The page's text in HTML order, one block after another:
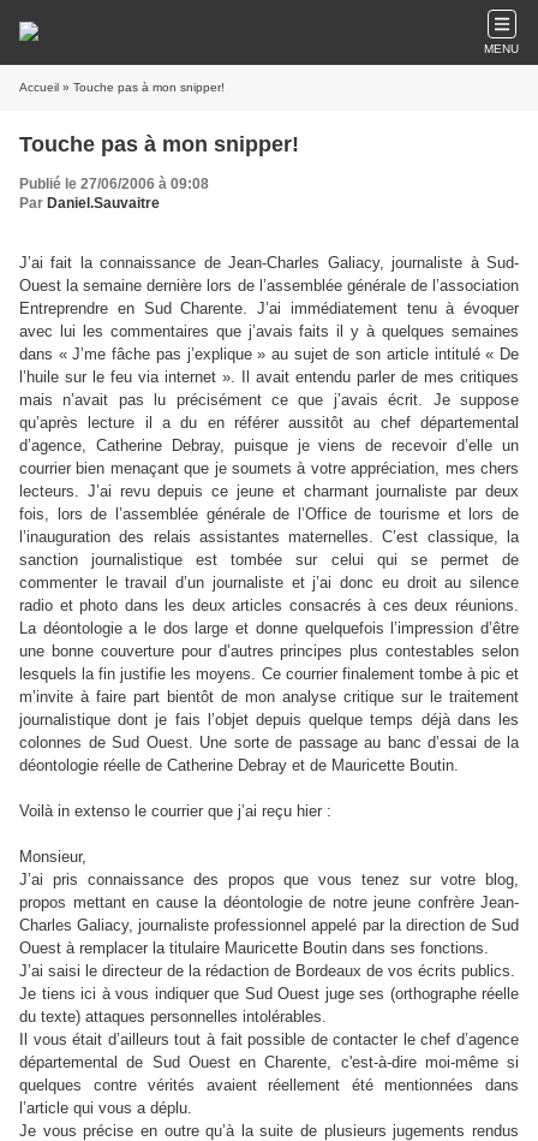
MENU
Accueil » Touche pas à mon snipper!
Touche pas à mon snipper!
Publié le 27/06/2006 à 09:08
Par Daniel.Sauvaitre
J’ai fait la connaissance de Jean-Charles Galiacy, journaliste à Sud-
Ouest la semaine dernière lors de l’assemblée générale de l’association
Entreprendre en Sud Charente. J’ai immédiatement tenu à évoquer
avec lui les commentaires que j’avais faits il y à quelques semaines
dans « J’me fâche pas j’explique » au sujet de son article intitulé « De
l’huile sur le feu via internet ». Il avait entendu parler de mes critiques
mais n’avait pas lu précisément ce que j’avais écrit. Je suppose
qu’après lecture il a du en référer aussitôt au chef départemental
d’agence, Catherine Debray, puisque je viens de recevoir d’elle un
courrier bien menaçant que je soumets à votre appréciation, mes chers
lecteurs. J’ai revu depuis ce jeune et charmant journaliste par deux
fois, lors de l’assemblée générale de l’Office de tourisme et lors de
l’inauguration des relais assistantes maternelles. C’est classique, la
sanction journalistique est tombée sur celui qui se permet de
commenter le travail d’un journaliste et j’ai donc eu droit au silence
radio et photo dans les deux articles consacrés à ces deux réunions.
La déontologie a le dos large et donne quelquefois l’impression d’être
une bonne couverture pour d’autres principes plus contestables selon
lesquels la fin justifie les moyens. Ce courrier finalement tombe à pic et
m’invite à faire part bientôt de mon analyse critique sur le traitement
journalistique dont je fais l’objet depuis quelque temps déjà dans les
colonnes de Sud Ouest. Une sorte de passage au banc d’essai de la
déontologie réelle de Catherine Debray et de Mauricette Boutin.
Voilà in extenso le courrier que j’ai reçu hier :
Monsieur,
J’ai pris connaissance des propos que vous tenez sur votre blog,
propos mettant en cause la déontologie de notre jeune confrère Jean-
Charles Galiacy, journaliste professionnel appelé par la direction de Sud
Ouest à remplacer la titulaire Mauricette Boutin dans ses fonctions.
J’ai saisi le directeur de la rédaction de Bordeaux de vos écrits publics.
Je tiens ici à vous indiquer que Sud Ouest juge ses (orthographe réelle
du texte) attaques personnelles intolérables.
Il vous était d’ailleurs tout à fait possible de contacter le chef d’agence
départemental de Sud Ouest en Charente, c'est-à-dire moi-même si
quelques contre vérités avaient réellement été mentionnées dans
l’article qui vous a déplu.
Je vous précise en outre qu’à la suite de plusieurs jugements rendus